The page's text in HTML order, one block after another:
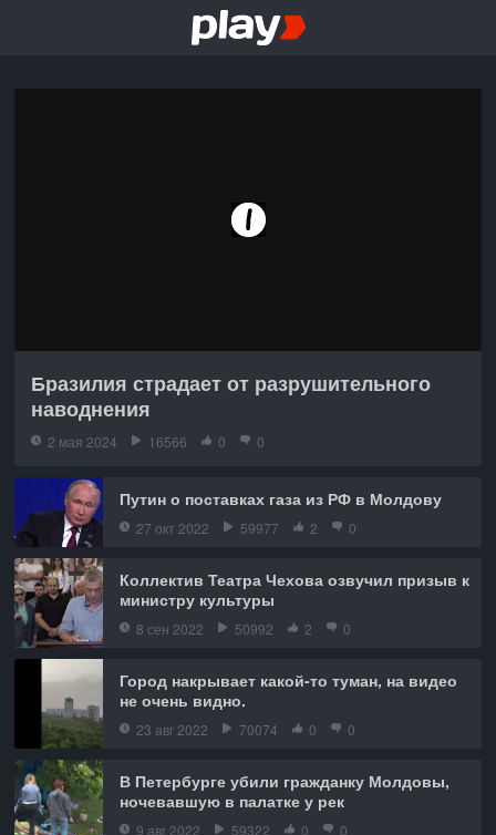
Бразилия страдает от разрушительного
наводнения
2 мая 2024 16566 0 0
Путин о поставках газа из РФ в Молдову
27 окт 2022 59977 2 0
Коллектив Театра Чехова озвучил призыв к
министру культуры
8 сен 2022 50992 2 0
Город накрывает какой-то туман, на видео
не очень видно.
23 авг 2022 70074 0 0
В Петербурге убили гражданку Молдовы,
ночевавшую в палатке у рек
9 авг 2022 59322 0 0